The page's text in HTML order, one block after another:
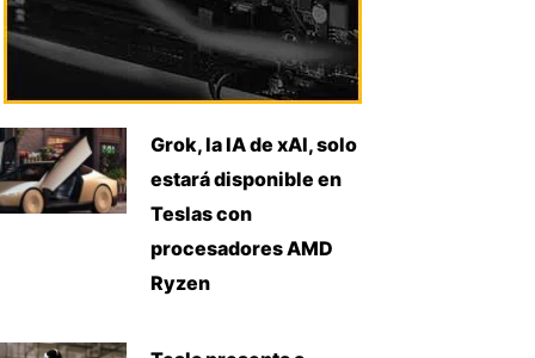
Grok, la IA de xAI, solo
estará disponible en
Teslas con
procesadores AMD
Ryzen